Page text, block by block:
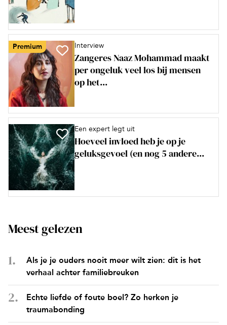
Premium Interview
Zangeres Naaz Mohammad maakt
per ongeluk veel los bij mensen
op het...
Een expert legt uit
Hoeveel invloed heb je op je
geluksgevoel (en nog 5 andere...
Meest gelezen
Als je je ouders nooit meer wilt zien: dit is het
verhaal achter familiebreuken
Echte liefde of foute boel? Zo herken je
traumabonding